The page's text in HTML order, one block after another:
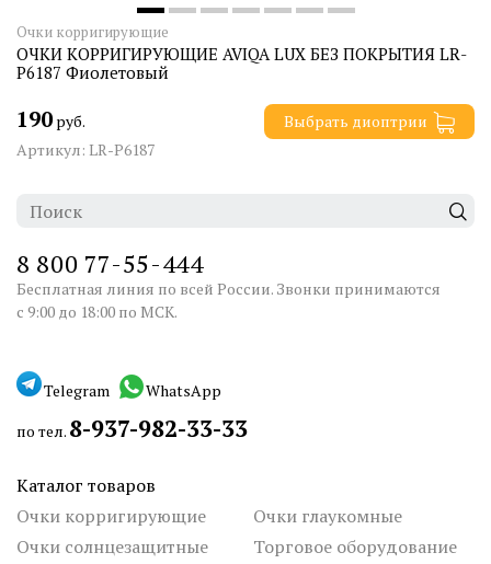
Очки корригирующие
ОЧКИ КОРРИГИРУЮЩИЕ AVIQA LUX БЕЗ ПОКРЫТИЯ LR-
P6187 Фиолетовый
190 руб.
Выбрать диоптрии
Артикул: LR-P6187
8 800 77-55-444
Бесплатная линия по всей России. Звонки принимаются
с 9:00 до 18:00 по МСК.
Telegram
WhatsApp
по тел. 8-937-982-33-33
Каталог товаров
Очки корригирующие
Очки солнцезащитные
Очки глаукомные
Торговое оборудование